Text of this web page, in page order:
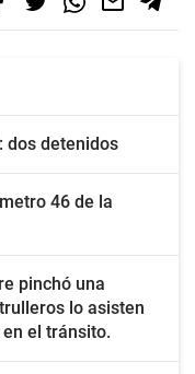
dos detenidos
46 de la
pinchó una
lo asisten
el tránsito.